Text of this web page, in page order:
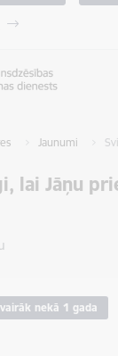
Jaunumi
lai Jāņu
nekā 1 gada